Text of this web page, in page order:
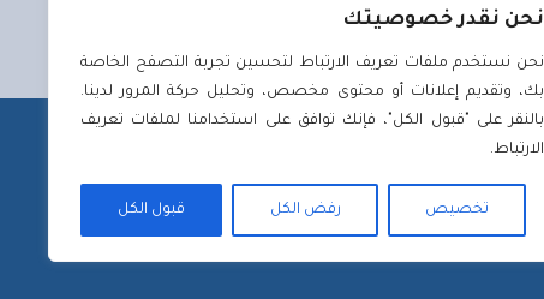
نحن نقدر خصوصيتك
نحن نستخدم ملفات تعريف الارتباط لتحسين تجربة التصفح الخاصة
بك، وتقديم إعلانات أو محتوى مخصص، وتحليل حركة المرور لدينا.
بالنقر على "قبول الكل"، فإنك توافق على استخدامنا لملفات تعريف
الارتباط.
تخصيص رفض الكل قبول الكل